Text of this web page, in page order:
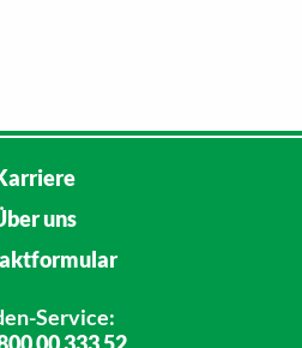
uns
Service: